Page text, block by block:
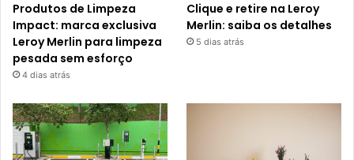
Produtos de Limpeza
Impact: marca exclusiva
Leroy Merlin para limpeza
pesada sem esforço
4 dias atrás
Clique e retire na Leroy
Merlin: saiba os detalhes
5 dias atrás